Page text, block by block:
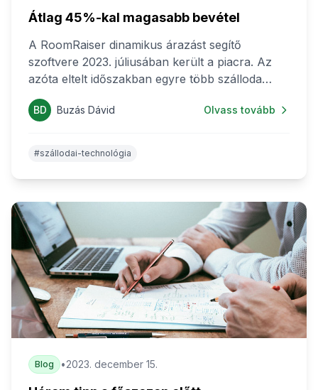
Átlag 45%-kal magasabb bevétel
A RoomRaiser dinamikus árazást segítő
szoftvere 2023. júliusában került a piacra. Az
azóta eltelt időszakban egyre több szálloda
kezdte el használni a kifejezetten kis és közepes
méretű szálláshelyek számára készült
eredmények.
BD Buzás Dávid Olvass tovább
#szállodai-technológia
Blog •2023. december 15.